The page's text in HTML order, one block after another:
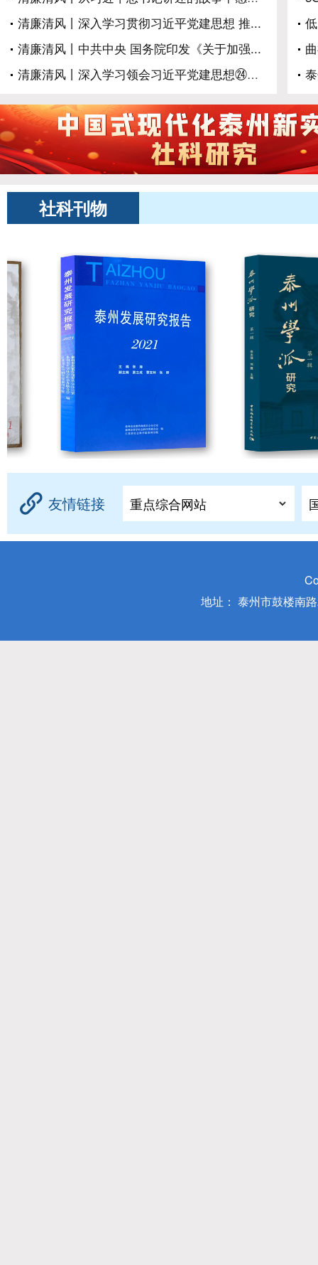
清廉清风丨深入学习贯彻习近平党建思想 推...
清廉清风丨中共中央 国务院印发《关于加强...
清廉清风丨深入学习领会习近平党建思想㉔对...
社科刊物
友情链接
地址： 泰州市鼓楼南